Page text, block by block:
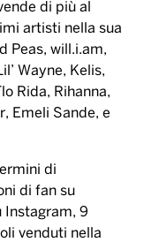
di più al
artisti nella sua
Peas, will.i.am,
Wayne, Kelis,
Rida, Rihanna,
Emeli Sande, e
di
di fan su
Instagram, 9
venduti nella